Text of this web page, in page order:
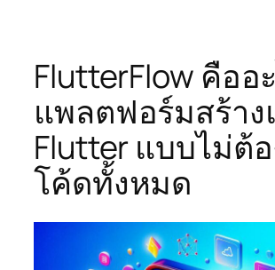
FlutterFlow คืออ
แพลตฟอร์มสร้า
Flutter แบบไม่ต้
โค้ดทั้งหมด